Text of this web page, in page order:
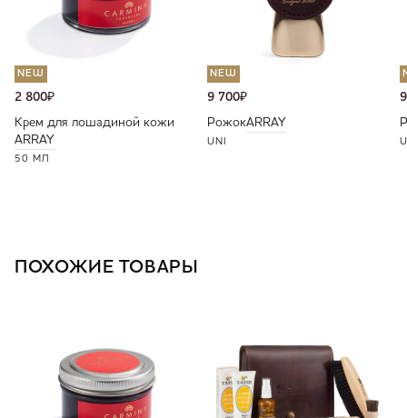
NEW
2 800₽
Крем для лошадиной кожи
ARRAY
50 МЛ
NEW
9 700₽
РожокARRAY
UNI
ПОХОЖИЕ ТОВАРЫ